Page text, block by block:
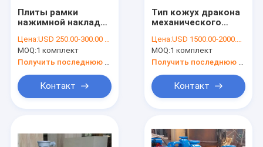
Плиты рамки
нажимной накладки
частей Реплакмент
насоса Слурры
женщины
полиуретан Kроме
А05 центробежной
высокий
Цена:USD 250.00-300.00 PER SET
MOQ:1 комплект
Контакт
Тип кожух дракона
механического
центробежного
насоса 8кс6кс14
награды 250 с
носки пусковой
площадки утюгом
утюга крепко
Цена:USD 1500.00-2000.00 PER SET
MOQ:1 комплект
Контакт